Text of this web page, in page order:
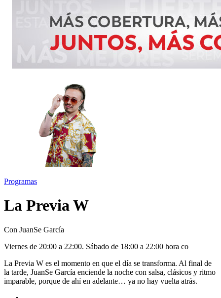
Programas
La Previa W
Con JuanSe García
Viernes de 20:00 a 22:00. Sábado de 18:00 a 22:00 hora co
La Previa W es el momento en que el día se transforma. Al final de
la tarde, JuanSe García enciende la noche con salsa, clásicos y ritmo
imparable, porque de ahí en adelante… ya no hay vuelta atrás.